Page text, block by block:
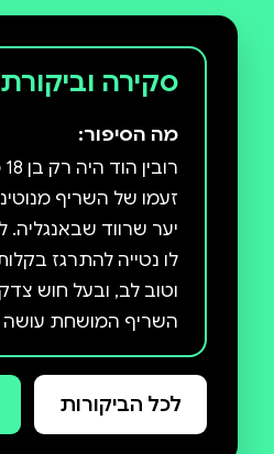
סקירה וביקורת
מה הסיפור:
זעמו של השריף
יער שרווד שבאנגליה.
לו נטייה להתרגז
וטוב לב, ובעל חוש
השריף המושחת עושה
לתפוס את רובין
הוא מגלה שלא מדובר
שודד: בני העם
לכל הביקורות